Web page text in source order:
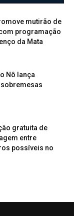
mutirão de
programação
da Mata
Nô lança
gratuita de
entre
possíveis no